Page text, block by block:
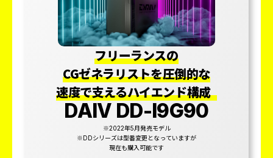
フリーランスの
CGゼネラリストを圧倒的な
速度で支えるハイエンド構成
DAIV DD-I9G90
※2022年5月発売モデル
※DDシリーズは型番変更となっていますが
現在も購入可能です